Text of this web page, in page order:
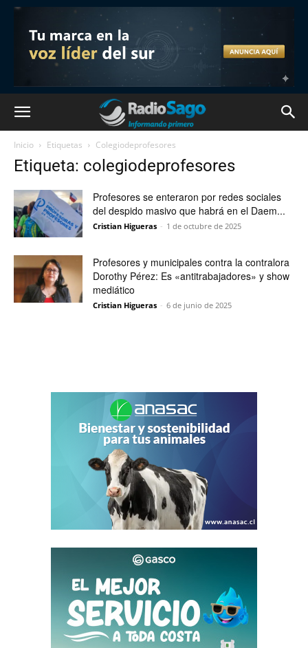
Inicio Etiquetas Colegiodeprofesores
Etiqueta: colegiodeprofesores
Profesores se enteraron por redes sociales
del despido masivo que habrá en el Daem...
Cristian Higueras - 1 de octubre de 2025
Profesores y municipales contra la contralora
Dorothy Pérez: Es «antitrabajadores» y show
mediático
Cristian Higueras - 6 de junio de 2025